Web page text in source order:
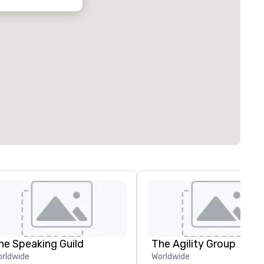
Speaking Guild The Agility Group
Worldwide